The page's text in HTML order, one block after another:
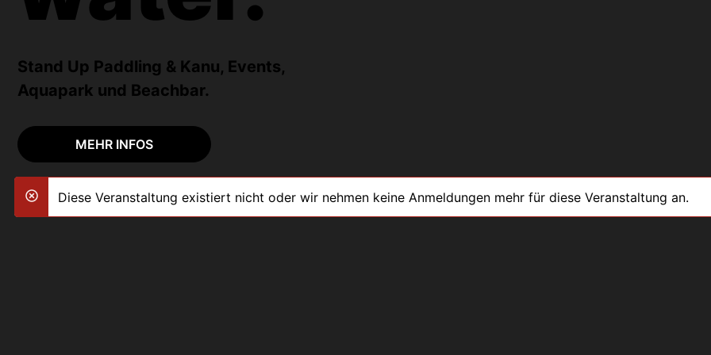
Stand Up Paddling & Kanu, Events,
Aquapark und Beachbar.
MEHR INFOS
danger
Diese Veranstaltung existiert nicht oder wir nehmen keine Anmeldungen mehr für diese Veranstaltung an.